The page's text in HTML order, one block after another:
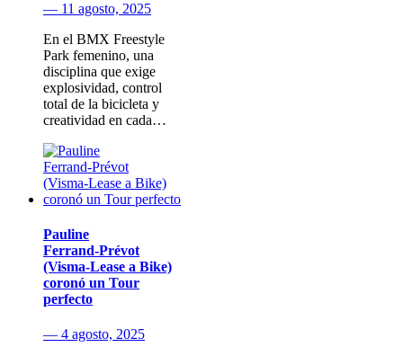
— 11 agosto, 2025
En el BMX Freestyle
Park femenino, una
disciplina que exige
explosividad, control
total de la bicicleta y
creatividad en cada…
Pauline
Ferrand‑Prévot
(Visma‑Lease a Bike)
coronó un Tour
perfecto
— 4 agosto, 2025